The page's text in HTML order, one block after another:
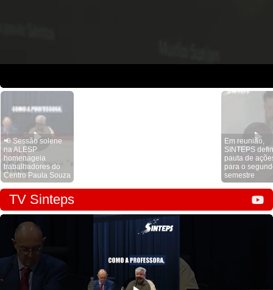
📢 Sessão solene
na ALESP
homenageia
trabalhadores do
Centro Paula Souza
Em reunião,
SINTEPS
pauta de
para o
semestre
TV Sinteps